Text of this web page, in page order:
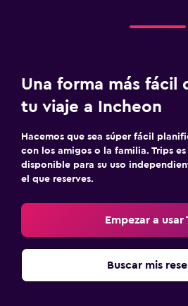
Una forma más fácil
tu viaje a Incheon
Hacemos que sea súper fácil
con los amigos o la familia. Trips
disponible para su uso
el que reserves.
Empezar a usar
Buscar mis